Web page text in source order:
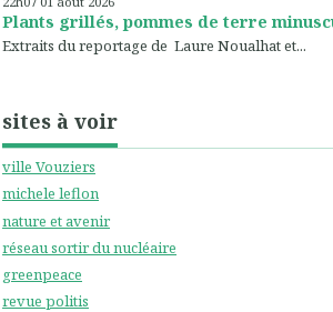
Plants grillés, pommes de terre
Extraits du reportage de Laure Noualhat et...
sites à voir
ville Vouziers
michele leflon
nature et avenir
réseau sortir du nucléaire
greenpeace
revue politis